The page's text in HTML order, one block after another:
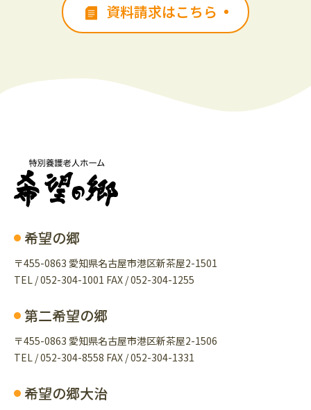
資料請求はこちら
希望の郷
〒455-0863 愛知県名古屋市港区新茶屋2-1501
TEL / 052-304-1001 FAX / 052-304-1255
第二希望の郷
〒455-0863 愛知県名古屋市港区新茶屋2-1506
TEL / 052-304-8558 FAX / 052-304-1331
希望の郷大治